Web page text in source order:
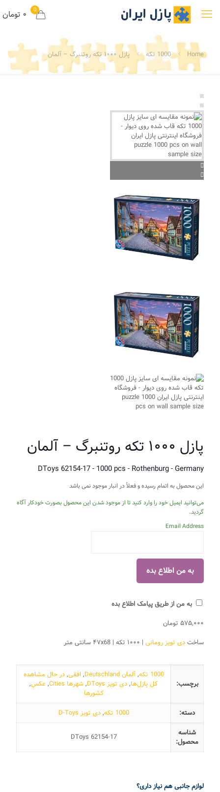
0 ۰ تومان
Home 1000 تکه پازل ۱۰۰۰ تکه روتنبرگ – آلمان
پازل ۱۰۰۰ تکه روتنبرگ – آلمان
DToys 62154-17 - 1000 pcs - Rothenburg - Germany
این محصول به اتمام رسیده و فعلاً در انبار موجود نمی باشد
می‌توانید ایمیل خود را وارد کنید تا از موجود شدن این محصول بصورت خودکار آگاه
گردید.
Email Address
به من از طریق پیامک اطلاع بده
۵۷۵,۰۰۰ تومان
ساختدی تویز رومانی | ۱۰۰۰ تکه | ۴۷x68 سانتی متر
برچسب:
1000 تکه ,آلمان Deutschland ,افقی,در حال مشاهده
کل پازل‌ها,دی تویز DToys ,شهرها Cities , عکس,
کشورها
دسته:
1000 تکه ,دی تویز D-Toys
شناسه
محصول:
DToys 62154-17
لوازم جانبی هم نیاز داری؟